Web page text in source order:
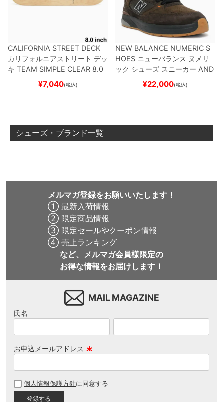
CALIFORNIA STREET DECK
カリフォルニアストリート デッ
キ TEAM SIMPLE CLEAR 8.0
ブランク（DSM）
ード スケボー
¥7,040(税込)
NEW BALANCE NUMERIC S
HOES ニューバランス ヌメリ
ック シューズ スニーカー AND
REW REYNOLDS 933
BROWN/BLACKスケート
¥22,000(税込)
シューズ・ブランド一覧
メルマガ登録をお願いいたします！
① 最新入荷情報
② 限定商品情報
③ 限定セールやクーポン情報
④ 売上ランキング
など、メルマガ会員様限定の
お得な情報をお届けします！
MAIL MAGAZINE
氏名
お申込メールアドレス
須
個人情報保護方針に同意する